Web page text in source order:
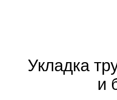
Укладка
и